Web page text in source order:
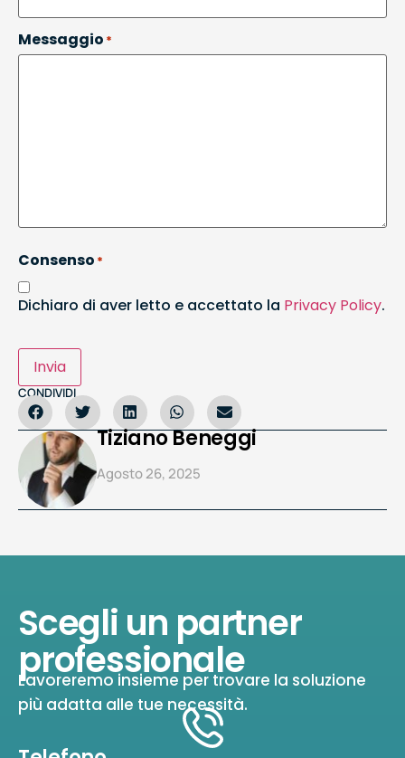
Messaggio *
Consenso *
Dichiaro di aver letto e accettato la Privacy Policy.
Invia
CONDIVIDI
Tiziano Beneggi
Agosto 26, 2025
Scegli un partner
professionale
Lavoreremo insieme per trovare la soluzione
più adatta alle tue necessità.